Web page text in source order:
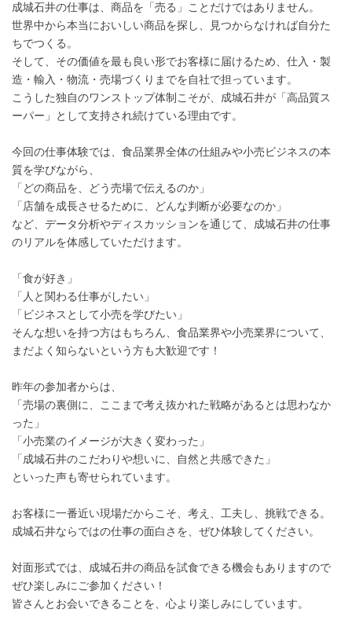
成城石井の仕事は、商品を「売る」ことだけではありません。
世界中から本当においしい商品を探し、見つからなければ自分た
ちでつくる。
そして、その価値を最も良い形でお客様に届けるため、仕入・製
造・輸入・物流・売場づくりまでを自社で担っています。
こうした独自のワンストップ体制こそが、成城石井が「高品質ス
ーパー」として支持され続けている理由です。
今回の仕事体験では、食品業界全体の仕組みや小売ビジネスの本
質を学びながら、
「どの商品を、どう売場で伝えるのか」
「店舗を成長させるために、どんな判断が必要なのか」
など、データ分析やディスカッションを通じて、成城石井の仕事
のリアルを体感していただけます。
「食が好き」
「人と関わる仕事がしたい」
「ビジネスとして小売を学びたい」
そんな想いを持つ方はもちろん、食品業界や小売業界について、
まだよく知らないという方も大歓迎です！
昨年の参加者からは、
「売場の裏側に、ここまで考え抜かれた戦略があるとは思わなか
った」
「小売業のイメージが大きく変わった」
「成城石井のこだわりや想いに、自然と共感できた」
といった声も寄せられています。
お客様に一番近い現場だからこそ、考え、工夫し、挑戦できる。
成城石井ならではの仕事の面白さを、ぜひ体験してください。
対面形式では、成城石井の商品を試食できる機会もありますので
ぜひ楽しみにご参加ください！
皆さんとお会いできることを、心より楽しみにしています。